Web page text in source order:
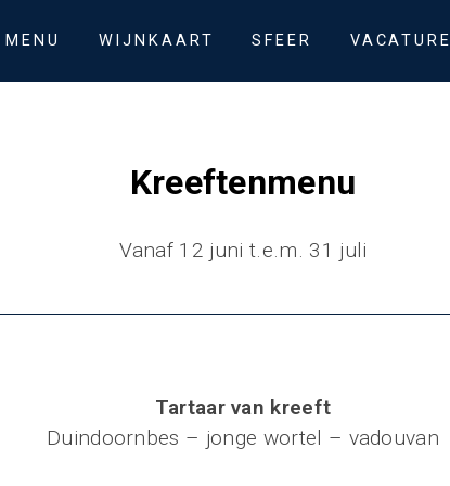
MENU WIJNKAART SFEER VACATURE
Kreeftenmenu
Vanaf 12 juni t.e.m. 31 juli
Tartaar van kreeft
Duindoornbes – jonge wortel – vadouvan